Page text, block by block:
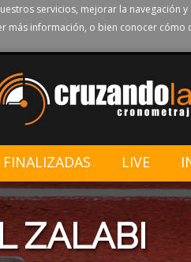
servicios, mejorar la navegación
más información, o bien conocer cómo
FINALIZADAS LIVE
ZALABI